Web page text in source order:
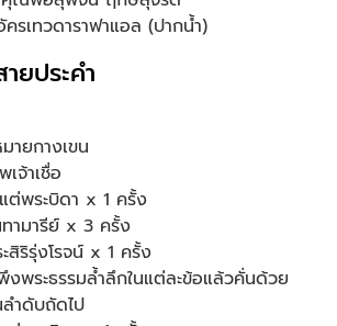
รเทวดาราฟาแอล (ปากน้ำ)
ยประคำ
ายกางเขน
จ้าเชื่อ
ต่พระบิดา x 1 ครั้ง
ามารีย์ x 3 ครั้ง
สิริรุ่งโรจน์ x 1 ครั้ง
งพระธรรมล้ำลึกในแต่ละข้อแล้วคั่นด้วย
ำดับถัดไป